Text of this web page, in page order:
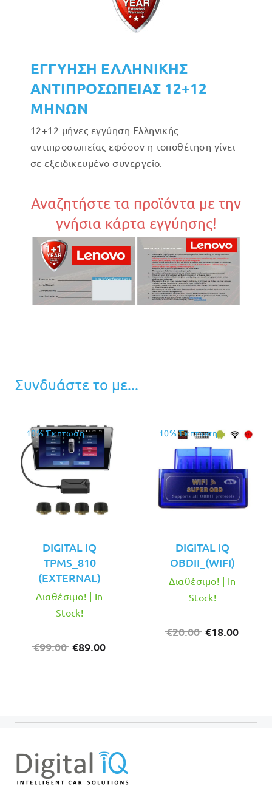
ΕΓΓΥΗΣΗ ΕΛΛΗΝΙΚΗΣ
ΑΝΤΙΠΡΟΣΩΠΕΙΑΣ 12+12
ΜΗΝΩΝ
12+12 μήνες εγγύηση Ελληνικής
αντιπροσωπείας εφόσον η τοποθέτηση γίνει
σε εξειδικευμένο συνεργείο.
Αναζητήστε τα προϊόντα με την
γνήσια κάρτα εγγύησης!
Συνδυάστε το με...
10% Έκπτωση
DIGITAL IQ
TPMS_810
(EXTERNAL)
€99.00 Original
€89.00
Διαθέσιμο! | In
Stock!
10% Έκπτωση
DIGITAL IQ
OBDII_(WIFI)
€20.00 Original
€18.00
Διαθέσιμο! | In
Stock!